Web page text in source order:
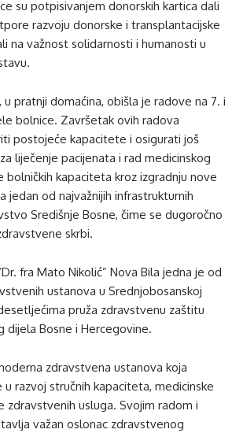
su potpisivanjem donorskih kartica dali
razvoju donorske i transplantacijske
na važnost solidarnosti i humanosti u
u pratnji domaćina, obišla je radove na 7. i
bolnice. Završetak ovih radova
postojeće kapacitete i osigurati još
liječenje pacijenata i rad medicinskog
bolničkih kapaciteta kroz izgradnju nove
jedan od najvažnijih infrastrukturnih
Središnje Bosne, čime se dugoročno
skrbi.
fra Mato Nikolić” Nova Bila jedna je od
ustanova u Srednjobosanskoj
pruža zdravstvenu zaštitu
dijela Bosne i Hercegovine.
zdravstvena ustanova koja
u razvoj stručnih kapaciteta, medicinske
usluga. Svojim radom i
važan oslonac zdravstvenog